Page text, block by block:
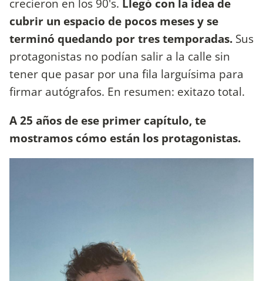
cubrir un espacio de pocos meses y se
terminó quedando por tres temporadas. Sus
protagonistas no podían salir a la calle sin
tener que pasar por una fila larguísima para
firmar autógrafos. En resumen: exitazo total.
A 25 años de ese primer capítulo, te
mostramos cómo están los protagonistas.